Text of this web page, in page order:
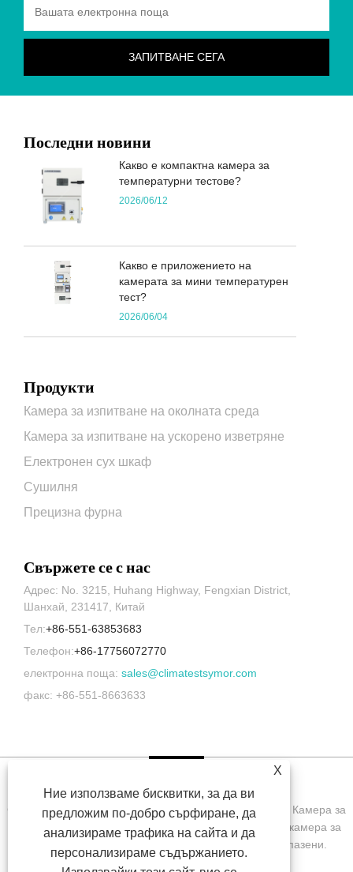
Последни новини
Какво е компактна камера за
температурни тестове?
2026/06/12
Какво е приложението на
камерата за мини температурен
тест?
2026/06/04
Продукти
Камера за изпитване на околната среда
Камера за изпитване на ускорено изветряне
Електронен сух шкаф
Сушилня
Прецизна фурна
Свържете се с нас
Адрес: No. 3215, Huhang Highway, Fengxian District,
Шанхай, 231417, Китай
Тел:+86-551-63853683
Телефон:+86-17756072770
електронна поща: sales@climatestsymor.com
факс: +86-551-8663633
Copyright © 2022 Symor Instrument Equipment Co., Ltd. Камера за
изпитване на околната среда, електронен сух шкаф, камера за
изпитване на ускорено изветряне Всички права запазени.
X
Ние използваме бисквитки, за да ви
предложим по-добро сърфиране, да
анализираме трафика на сайта и да
персонализираме съдържанието.